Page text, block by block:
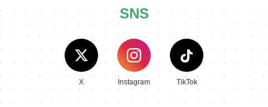
SNS
X Instagram TikTok